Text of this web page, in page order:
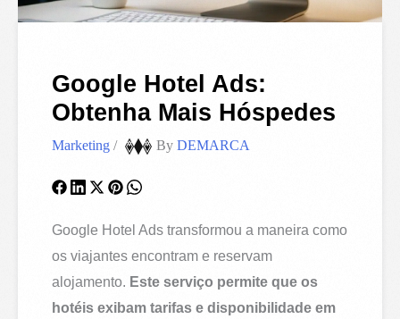
Google Hotel Ads:
Obtenha Mais Hóspedes
Marketing / ByDEMARCA
Google Hotel Ads transformou a maneira como
os viajantes encontram e reservam
alojamento. Este serviço permite que os
hotéis exibam tarifas e disponibilidade em